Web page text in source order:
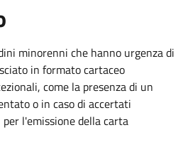
minorenni che hanno urgenza di
in formato cartaceo
come la presenza di un
o in caso di accertati
l'emissione della carta